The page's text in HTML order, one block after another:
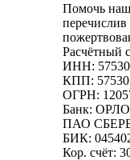
Помочь
перечислив
Расчётный
ИНН:
КПП:
ОГРН:
Банк:
ПАО
БИК:
Кор. счёт: